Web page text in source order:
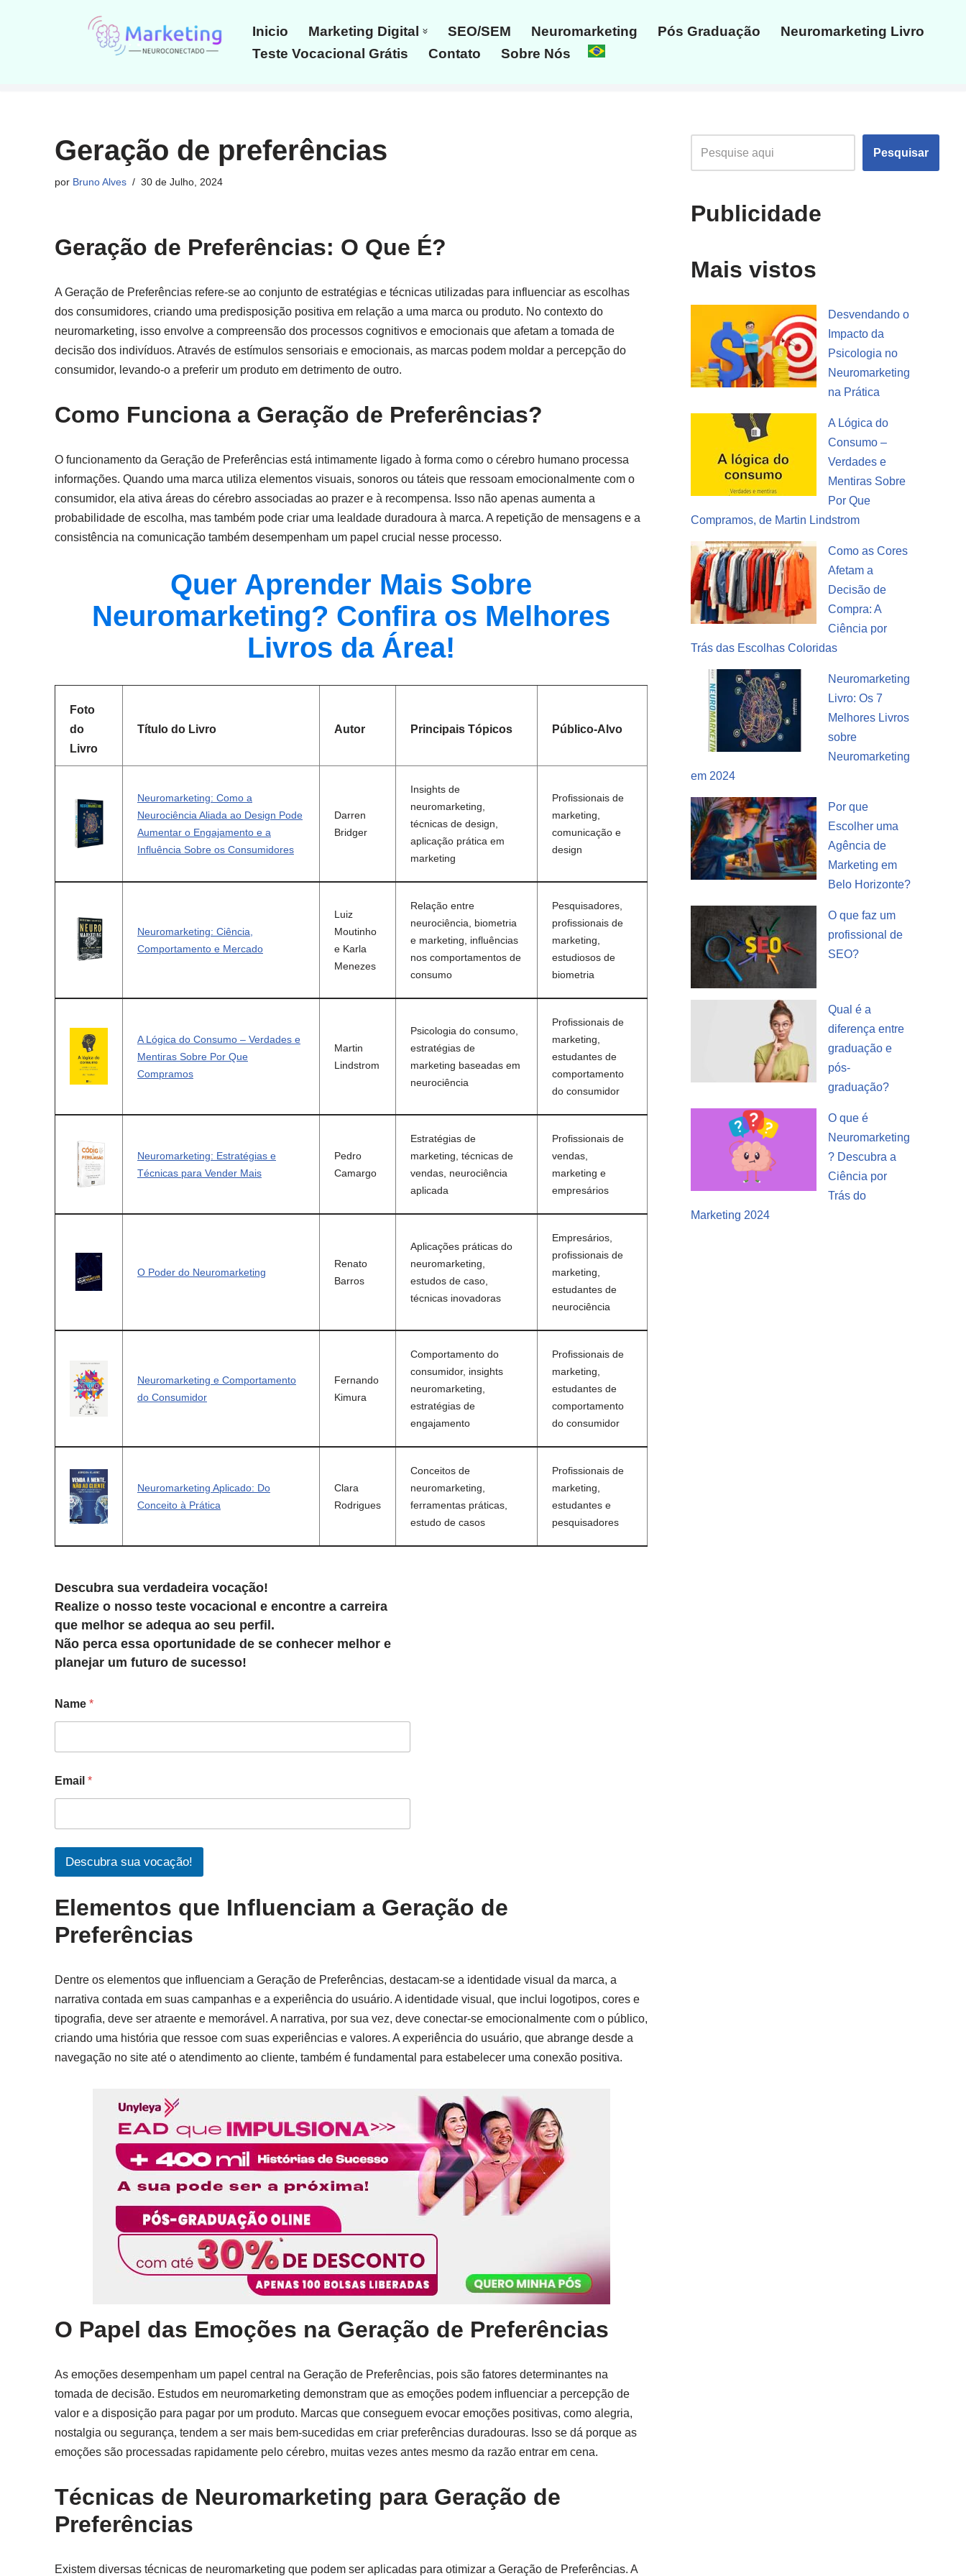
Inicio Marketing Digital SEO/SEM Neuromarketing Pós Graduação
Neuromarketing Livro
Teste Vocacional Grátis
Contato Sobre Nós
Geração de preferências
por Bruno Alves 30 de Julho, 2024
Geração de Preferências: O Que É?
A Geração de Preferências refere-se ao conjunto de estratégias e técnicas utilizadas para influenciar as escolhas
dos consumidores, criando uma predisposição positiva em relação a uma marca ou produto. No contexto do
neuromarketing, isso envolve a compreensão dos processos cognitivos e emocionais que afetam a tomada de
decisão dos indivíduos. Através de estímulos sensoriais e emocionais, as marcas podem moldar a percepção do
consumidor, levando-o a preferir um produto em detrimento de outro.
Como Funciona a Geração de Preferências?
O funcionamento da Geração de Preferências está intimamente ligado à forma como o cérebro humano processa
informações. Quando uma marca utiliza elementos visuais, sonoros ou táteis que ressoam emocionalmente com o
consumidor, ela ativa áreas do cérebro associadas ao prazer e à recompensa. Isso não apenas aumenta a
probabilidade de escolha, mas também pode criar uma lealdade duradoura à marca. A repetição de mensagens e a
consistência na comunicação também desempenham um papel crucial nesse processo.
Quer Aprender Mais Sobre
Neuromarketing? Confira os Melhores
Livros da Área!
Foto
do
Livro
Título do Livro Autor Principais Tópicos Público-Alvo
Neuromarketing: Como a
Neurociência Aliada ao Design Pode
Aumentar o Engajamento e a
Influência Sobre os Consumidores
Darren
Bridger
Insights de
neuromarketing,
técnicas de design,
aplicação prática em
marketing
Profissionais de
marketing,
comunicação e
design
Neuromarketing: Ciência,
Comportamento e Mercado
Luiz
Moutinho
e Karla
Menezes
Relação entre
neurociência, biometria
e marketing, influências
nos comportamentos de
consumo
Pesquisadores,
profissionais de
marketing,
estudiosos de
biometria
A Lógica do Consumo – Verdades e
Mentiras Sobre Por Que
Compramos
Martin
Lindstrom
Psicologia do consumo,
estratégias de
marketing baseadas em
neurociência
Profissionais de
marketing,
estudantes de
comportamento
do consumidor
Neuromarketing: Estratégias e
Técnicas para Vender Mais
Pedro
Camargo
Estratégias de
marketing, técnicas de
vendas, neurociência
aplicada
Profissionais de
vendas,
marketing e
empresários
O Poder do Neuromarketing
Renato
Barros
Aplicações práticas do
neuromarketing,
estudos de caso,
técnicas inovadoras
Empresários,
profissionais de
marketing,
estudantes de
neurociência
Neuromarketing e Comportamento
do Consumidor
Fernando
Kimura
Comportamento do
consumidor, insights
neuromarketing,
estratégias de
engajamento
Profissionais de
marketing,
estudantes de
comportamento
do consumidor
Neuromarketing Aplicado: Do
Conceito à Prática
Clara
Rodrigues
Conceitos de
neuromarketing,
ferramentas práticas,
estudo de casos
Profissionais de
marketing,
estudantes e
pesquisadores
Descubra sua verdadeira vocação!
Realize o nosso teste vocacional e encontre a carreira
que melhor se adequa ao seu perfil.
Não perca essa oportunidade de se conhecer melhor e
planejar um futuro de sucesso!
Name *
Email *
Descubra sua vocação!
Elementos que Influenciam a Geração de
Preferências
Dentre os elementos que influenciam a Geração de Preferências, destacam-se a identidade visual da marca, a
narrativa contada em suas campanhas e a experiência do usuário. A identidade visual, que inclui logotipos, cores e
tipografia, deve ser atraente e memorável. A narrativa, por sua vez, deve conectar-se emocionalmente com o público,
criando uma história que ressoe com suas experiências e valores. A experiência do usuário, que abrange desde a
navegação no site até o atendimento ao cliente, também é fundamental para estabelecer uma conexão positiva.
O Papel das Emoções na Geração de Preferências
As emoções desempenham um papel central na Geração de Preferências, pois são fatores determinantes na
tomada de decisão. Estudos em neuromarketing demonstram que as emoções podem influenciar a percepção de
valor e a disposição para pagar por um produto. Marcas que conseguem evocar emoções positivas, como alegria,
nostalgia ou segurança, tendem a ser mais bem-sucedidas em criar preferências duradouras. Isso se dá porque as
emoções são processadas rapidamente pelo cérebro, muitas vezes antes mesmo da razão entrar em cena.
Técnicas de Neuromarketing para Geração de
Preferências
Existem diversas técnicas de neuromarketing que podem ser aplicadas para otimizar a Geração de Preferências. A
Pesquisar
Publicidade
Mais vistos
Desvendando o
Impacto da
Psicologia no
Neuromarketing
na Prática
A Lógica do
Consumo –
Verdades e
Mentiras Sobre
Por Que
Compramos, de Martin Lindstrom
Como as Cores
Afetam a
Decisão de
Compra: A
Ciência por
Trás das Escolhas Coloridas
Neuromarketing
Livro: Os 7
Melhores Livros
sobre
Neuromarketing
em 2024
Por que
Escolher uma
Agência de
Marketing em
Belo Horizonte?
O que faz um
profissional de
SEO?
Qual é a
diferença entre
graduação e
pós-
graduação?
O que é
Neuromarketing
? Descubra a
Ciência por
Trás do
Marketing 2024